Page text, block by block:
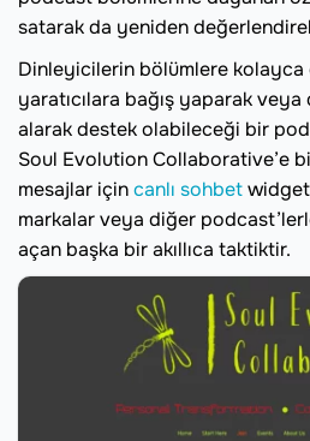
satarak da yeniden
Dinleyicilerin bölümlere
yaratıcılara bağış yaparak
alarak destek olabileceği bir
Soul Evolution Collaborative’e
mesajlar içincanlı sohbet
markalar veya diğer
açan başka bir akıllıca taktiktir.